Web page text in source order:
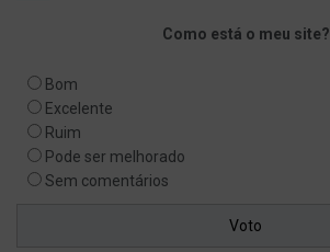
Como está o meu site?
Bom
Excelente
Ruim
Pode ser melhorado
Sem comentários